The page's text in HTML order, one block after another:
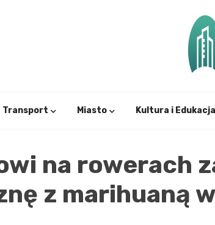
Transport Miasto Kultura i Edukacja
na rowerach
z marihuaną